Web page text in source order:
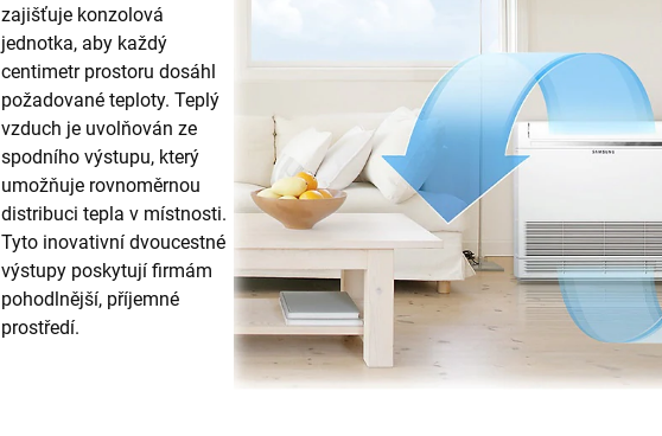
zajišťuje konzolová
jednotka, aby každý
centimetr prostoru dosáhl
požadované teploty. Teplý
vzduch je uvolňován ze
spodního výstupu, který
umožňuje rovnoměrnou
distribuci tepla v místnosti.
Tyto inovativní dvoucestné
výstupy poskytují firmám
pohodlnější, příjemné
prostředí.